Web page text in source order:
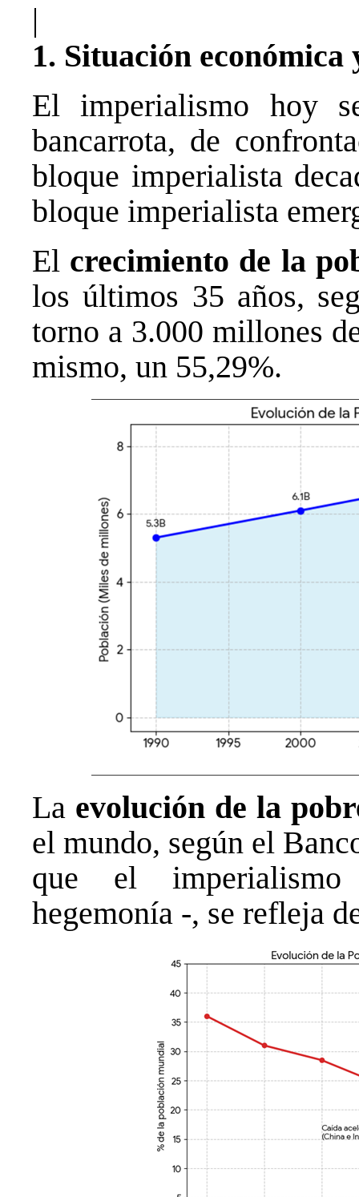
|
1. Situación
El imperialismo hoy
bancarrota, de
bloque imperialista
bloque imperialista
El crecimiento de la
los últimos 35 años,
torno a 3.000 millones
mismo, un 55,29%.
La evolución de la
el mundo, según el
que el imperialismo
hegemonía -, se refleja